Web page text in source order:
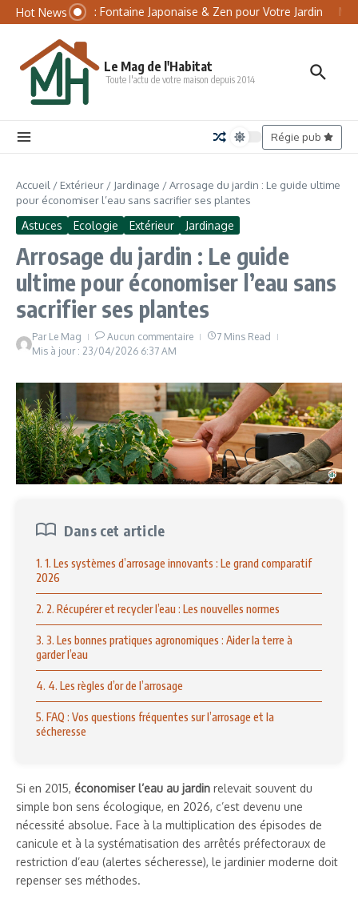
Aller au contenu
Hot News
Tsukubai : Fontaine Japonaise & Zen pour Votre Jardin
Le Mag de l'Habitat
Toute l'actu de votre maison depuis 2014
Régie pub
Accueil / Extérieur / Jardinage /Arrosage du jardin : Le guide ultime
pour économiser l’eau sans sacrifier ses plantes
Astuces Ecologie Extérieur Jardinage
Arrosage du jardin : Le guide
ultime pour économiser l’eau sans
sacrifier ses plantes
Par Le Mag Aucun commentaire
7 Mins Read
Mis à jour : 23/04/2026 6:37 AM
Dans cet article
1. 1. Les systèmes d’arrosage innovants : Le grand comparatif
2026
2. 2. Récupérer et recycler l’eau : Les nouvelles normes
3. 3. Les bonnes pratiques agronomiques : Aider la terre à
garder l’eau
4. 4. Les règles d’or de l’arrosage
5. FAQ : Vos questions fréquentes sur l’arrosage et la
sécheresse
Si en 2015, économiser l’eau au jardin relevait souvent du
simple bon sens écologique, en 2026, c’est devenu une
nécessité absolue. Face à la multiplication des épisodes de
canicule et à la systématisation des arrêtés préfectoraux de
restriction d’eau (alertes sécheresse), le jardinier moderne doit
repenser ses méthodes.
Panneau de gestion des cookies